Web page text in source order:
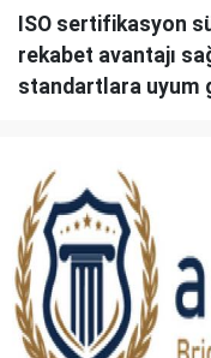
ISO sertifikasyon
rekabet avantajı
standartlara uyum